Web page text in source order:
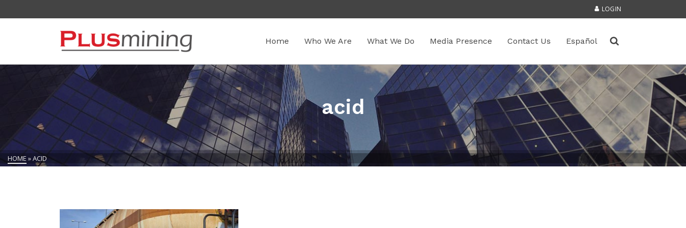
LOGIN
Home Who We Are What We Do Media Presence Contact Us Español
acid
HOME »ACID